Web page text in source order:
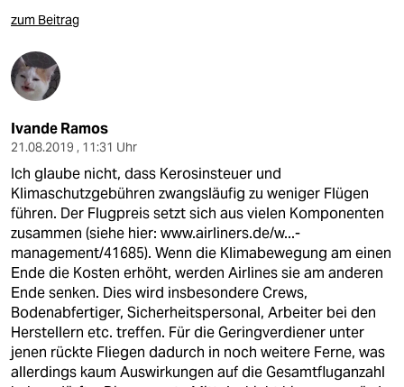
zum Beitrag
Ivande Ramos
21.08.2019 , 11:31 Uhr
Ich glaube nicht, dass Kerosinsteuer und
Klimaschutzgebühren zwangsläufig zu weniger Flügen
führen. Der Flugpreis setzt sich aus vielen Komponenten
zusammen (siehe hier: www.airliners.de/w...-
management/41685). Wenn die Klimabewegung am einen
Ende die Kosten erhöht, werden Airlines sie am anderen
Ende senken. Dies wird insbesondere Crews,
Bodenabfertiger, Sicherheitspersonal, Arbeiter bei den
Herstellern etc. treffen. Für die Geringverdiener unter
jenen rückte Fliegen dadurch in noch weitere Ferne, was
allerdings kaum Auswirkungen auf die Gesamtfluganzahl